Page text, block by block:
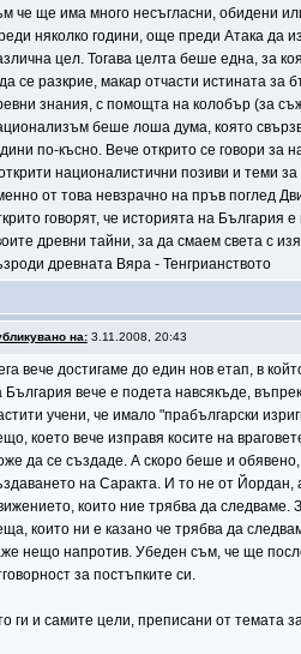
че ще има много несъгласни, обидени
няколко години, още преди Атака да
цел. Тогава целта беше една, за
се разкрие, макар отчасти истината за
знания, с помощта на колобър (за
беше лоша дума, която
по-късно. Вече открито се говори
националистични позиви и теми
от това невзрачно на пръв поглед
говорят, че историята на България
древни тайни, за да смаем света с
древната Вяра - Тенгрианството
на:3.11.2008, 20:43
вече достигаме до един нов етап, в
България вече е подета навсякъде,
учени, че имало "прабългарски
което вече изправя косите на
да се създаде. А скоро беше и
на Саракта. И то не от Йордан,
които ние трябва да следваме.
които ни е казано че трябва да
нещо напротив. Убеден съм, че ще
за постъпките си.
ги и самите цели, преписани от темата